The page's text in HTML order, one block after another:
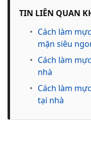
TIN LIÊN QUAN
• Cách làm
mặn siêu
• Cách làm
nhà
• Cách làm
tại nhà